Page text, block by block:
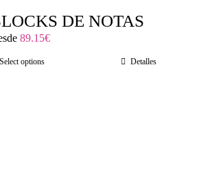
DE NOTAS
89.15€
Select options Detalles